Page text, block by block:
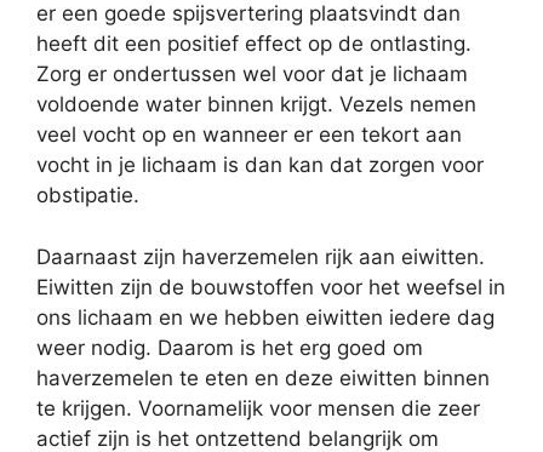
er een goede spijsvertering plaatsvindt dan
heeft dit een positief effect op de ontlasting.
Zorg er ondertussen wel voor dat je lichaam
voldoende water binnen krijgt. Vezels nemen
veel vocht op en wanneer er een tekort aan
vocht in je lichaam is dan kan dat zorgen voor
obstipatie.
Daarnaast zijn haverzemelen rijk aan eiwitten.
Eiwitten zijn de bouwstoffen voor het weefsel in
ons lichaam en we hebben eiwitten iedere dag
weer nodig. Daarom is het erg goed om
haverzemelen te eten en deze eiwitten binnen
te krijgen. Voornamelijk voor mensen die zeer
actief zijn is het ontzettend belangrijk om